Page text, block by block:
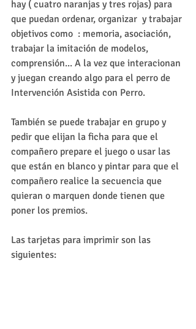
hay ( cuatro naranjas y tres rojas) para
que puedan ordenar, organizar  y trabajar
objetivos como  : memoria, asociación,
trabajar la imitación de modelos,
comprensión... A la vez que interacionan
y juegan creando algo para el perro de
Intervención Asistida con Perro.
También se puede trabajar en grupo y
pedir que elijan la ficha para que el
compañero prepare el juego o usar las
que están en blanco y pintar para que el
compañero realice la secuencia que
quieran o marquen donde tienen que
poner los premios.
Las tarjetas para imprimir son las
siguientes: